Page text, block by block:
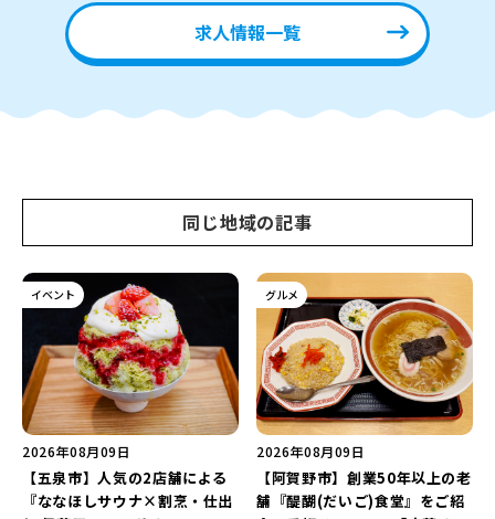
求人情報一覧
同じ地域の記事
イベント
2026年08月09日
【五泉市】人気の2店舗による
『ななほしサウナ×割烹・仕出
グルメ
2026年08月09日
【阿賀野市】創業50年以上の老
舗『醍醐(だいご)食堂』をご紹